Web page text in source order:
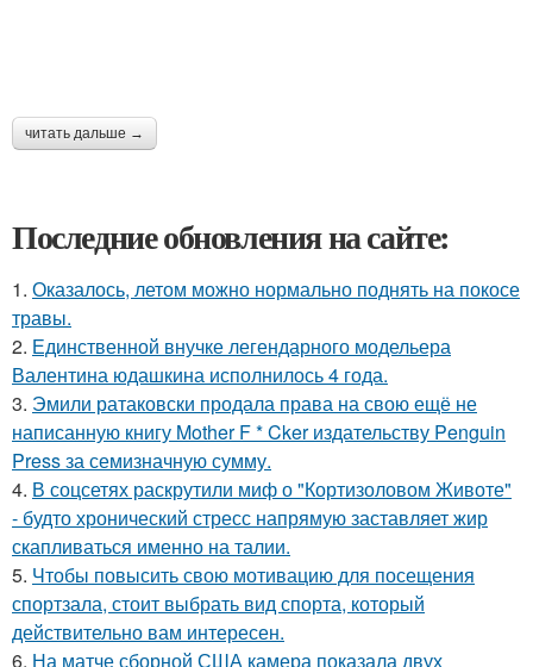
читать дальше →
Последние обновления на сайте:
1. Оказалось, летом можно нормально поднять на покосе
травы.
2. Единственной внучке легендарного модельера
Валентина юдашкина исполнилось 4 года.
3. Эмили ратаковски продала права на свою ещё не
написанную книгу Mother F * Cker издательству Penguin
Press за семизначную сумму.
4. В соцсетях раскрутили миф о "Кортизоловом Животе"
- будто хронический стресс напрямую заставляет жир
скапливаться именно на талии.
5. Чтобы повысить свою мотивацию для посещения
спортзала, стоит выбрать вид спорта, который
действительно вам интересен.
6. На матче сборной США камера показала двух